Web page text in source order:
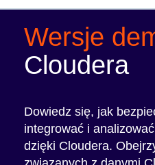
Wersje
Cloudera
Dowiedz się, jak
integrować i
dzięki Cloudera.